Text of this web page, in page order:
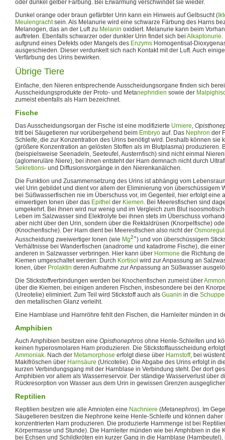
oder dunkel gelber Färbung. Bei Erwärmung verschwindet sie wieder.
Dunkel orange oder braun gefärbter Urin kann ein Hinweis auf Gelbsucht (
Meulengrachtsein. Als Melanurie wird eine schwarze Färbung des Harns
Melanogen, das an der Luft zu Melanin oxidiert. Melanurie kann beim
auftreten. Ebenfalls schwarzer oder dunkler Urin findet sich bei Alkaptonurie.
aufgrund eines Defekts oder Mangels des Enzyms Homogentisat-
ausgeschieden. Dieser verdunkelt sich nach Kontakt mit der Luft. Auch
Verfärbung des Urins bewirken.
Übrige Tiere
Einfache, den Nieren entsprechende Ausscheidungsorgane finden sich
Ausscheidungsprodukte der Proto- und Metanephridien sowie der
zumeist ebenfalls als Harn bezeichnet.
Fische
Das Ausscheidungsorgan der Fische ist eine modifizierte Urniere,
tritt bei Säugetieren nur vorübergehend beim Embryo auf. Das Nephron der
Schleife, die zur Konzentration des Urins benötigt wird. Deshalb können sie
(größere Konzentration an gelösten Stoffen als im Blutplasma) produzieren.
(beispielsweise Seenadeln, Seeteufel, Austernfisch) sind nicht einmal
(aglomeruläre Niere), bei ihnen entsteht der Harn demnach nicht durch
Sekretions- und Diffusionsvorgänge in den Nierenkanälchen.
Die Funktion und Zusammensetzung des Urins ist abhängig vom
viel Urin gebildet und dient vor allem der Eliminierung von überschüssigem
bei Süßwasserfischen nie im Überschuss vor, im Gegenteil, hier erfolgt eine
einwertigen Ionen über das Epithel der Kiemen. Bei Meeresfischen sind
umgekehrt. Bei ihnen wird nur wenig und im Vergleich zum Blut
Leben im Salzwasser sind Elektrolyte bei ihnen stets im Überschuss
aber nicht über den Urin, sondern über die Rektaldrüsen (Knorpelfische)
(Knochenfische). Der Harn dient bei Meeresfischen also nicht der
Ausscheidung zweiwertiger Ionen (wie Mg2+) und von überschüssigem
Verhältnisse bei Wanderfischen (anadrome und katadrome Fische), die
anderen in Salzwasser verbringen. Hier kann über Hormone die Richtung
Kiemen umgeschaltet werden: Durch Kortisol wird zur Anpassung an
Ionen, über Prolaktin deren Aufnahme zur Anpassung an Süßwasser
Die Stickstoffverbindungen werden bei Knochenfischen zumeist über
über die Kiemen, bei einigen anderen Fischen, insbesondere bei den
(Ureotelie) eliminiert. Zum Teil wird Stickstoff auch als Guanin in die
den metallischen Glanz verleiht.
Eine Harnblase und Harnröhre fehlt den Fischen, die Harnleiter münden in
Amphibien
Auch Amphibien besitzen eine Opisthonephros ohne Henle-Schleifen und
keinen hyperosmolaren Harn produzieren. Die Stickstoffausscheidung
Ammoniak. Nach der Metamorphose erfolgt diese über Harnstoff, bei
Makifröschen über Harnsäure (Uricotelie). Die Abgabe des Urins erfolgt in
kurzen Verbindungsgang mit der Harnblase in Verbindung steht. Der dort
Amphibien vor allem als Wasserreservoir. Der ständige Wasserverlust über
Rückresorption von Wasser aus dem Urin in gewissen Grenzen
Reptilien
Reptilien besitzen wie alle Amnioten eine Nachniere (Metanephros). Im
Säugetieren besitzen die Nephrone keine Henle-Schleife und können
konzentrierten Harn produzieren. Die produzierte Harnmenge ist bei
Körpermasse und Stunde). Die Harnleiter münden wie bei Amphibien in die
bei Echsen und Schildkröten ein kurzer Gang in die Harnblase